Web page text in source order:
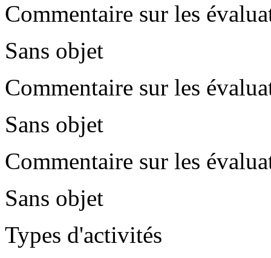
Commentaire sur les
Sans objet
Commentaire sur les
Sans objet
Commentaire sur les
Sans objet
Types d'activités